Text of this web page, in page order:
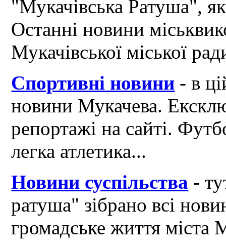
"Мукачівська Ратуша",
Останні новини
Мукачівської міської
Спортивні новини - в
новини Мукачева.
репортажі на сайті.
легка атлетика...
Новини суспільства -
ратуша" зібрано всі
громадське життя міста